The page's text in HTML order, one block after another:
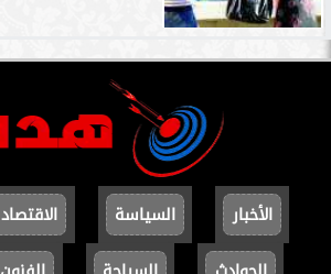
الأخبار السياسة الاقتصاد